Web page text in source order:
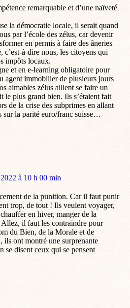
remarquable et d’une naïveté
la démocratie locale, il serait quand
par l’école des zélus, car devenir
en permis à faire des âneries
c’est-à-dire nous, les citoyens qui
impôts locaux.
et en e-learning obligatoire pour
agent immobilier de plusieurs jours
aimables zélus aillent se faire un
plus grand bien. Ils s’étaient fait
de la crise des subprimes en allant
sur la parité euro/franc suisse…
à 10 h 00 min
de la punition. Car il faut punir
trop, de tout ! Ils veulent voyager,
en hiver, manger de la
il faut les contraindre pour
du Bien, de la Morale et de
ont montré une surprenante
disent ceux qui se pensent